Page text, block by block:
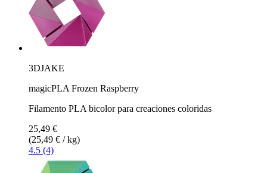
3DJAKE
magicPLA Frozen Raspberry
Filamento PLA bicolor para creaciones coloridas
25,49 €
(25,49 € / kg)
4.5 (4)